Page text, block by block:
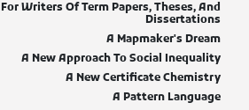
Writers Of Term Papers, Theses, And
Dissertations
A Mapmaker's Dream
A New Approach To Social Inequality
A New Certificate Chemistry
A Pattern Language